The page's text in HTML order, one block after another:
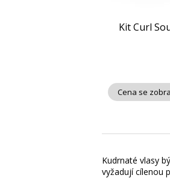
Kit Curl
Cena se
Kudrnaté vlasy
vyžadují cílenou